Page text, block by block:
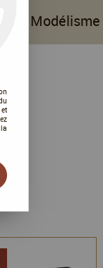
Modélisme